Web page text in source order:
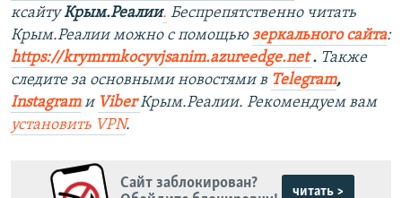
ксайтуКрым.Реалии. Беспрепятственно читать
Крым.Реалии можно с помощью зеркального сайта:
https://krymrmkocyvjsanim.azureedge.net. Также
следите за основными новостями в Telegram,
Instagram и ViberКрым.Реалии. Рекомендуем вам
установить VPN.
Сайт заблокирован?
читать >